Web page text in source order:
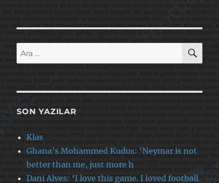
Ara:
SON YAZILAR
Klas
Ghana’s Mohammed Kudus: ‘Neymar is not
better than me, just more h
Dani Alves: ‘I love this game. I loved football